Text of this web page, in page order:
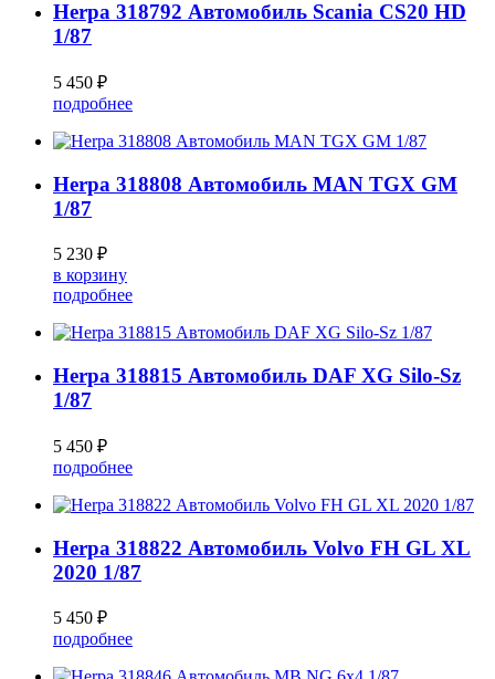
Herpa 318792 Автомобиль Scania CS20 HD
1/87
5 450 ₽
подробнее
Herpa 318808 Автомобиль MAN TGX GM
1/87
5 230 ₽
в корзину
подробнее
Herpa 318815 Автомобиль DAF XG Silo-Sz
1/87
5 450 ₽
подробнее
Herpa 318822 Автомобиль Volvo FH GL XL
2020 1/87
5 450 ₽
подробнее